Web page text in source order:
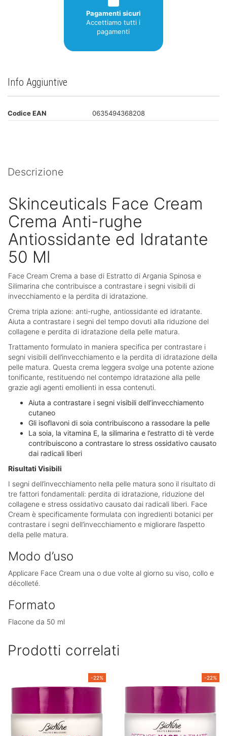
Pagamenti sicuri
Accettiamo tutti i
pagamenti
Info Aggiuntive
Codice EAN 0635494368208
Descrizione
Skinceuticals Face Cream
Crema Anti-rughe
Antiossidante ed Idratante
50 Ml
Face Cream Crema a base di Estratto di Argania Spinosa e
Silimarina che contribuisce a contrastare i segni visibili di
invecchiamento e la perdita di idratazione.
Crema tripla azione: anti-rughe, antiossidante ed idratante.
Aiuta a contrastare i segni del tempo dovuti alla riduzione del
collagene e perdita di idratazione della pelle matura.
Trattamento formulato in maniera specifica per contrastare i
segni visibili dell’invecchiamento e la perdita di idratazione della
pelle matura. Questa crema leggera svolge una potente azione
tonificante, restituendo nel contempo idratazione alla pelle
grazie agli agenti emollienti in essa contenuti.
Aiuta a contrastare i segni visibili dell’invecchiamento
cutaneo
Gli isoflavoni di soia contribuiscono a rassodare la pelle
La soia, la vitamina E, la silimarina e l’estratto di tè verde
contribuiscono a contrastare lo stress ossidativo causato
dai radicali liberi
Risultati Visibili
I segni dell’invecchiamento nella pelle matura sono il risultato di
tre fattori fondamentali: perdita di idratazione, riduzione del
collagene e stress ossidativo causato dai radicali liberi. Face
Cream è specificamente formulata con ingredienti botanici per
contrastare i segni dell’invecchiamento e migliorare l’aspetto
della pelle matura.
Modo d’uso
Applicare Face Cream una o due volte al giorno su viso, collo e
décolleté.
Formato
Flacone da 50 ml
Prodotti correlati
-22% -22%